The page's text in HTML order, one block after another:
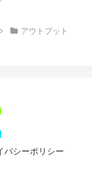
アウトプット
バシーポリシー